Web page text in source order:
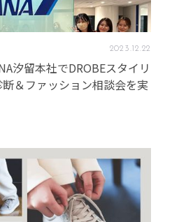
2023 .12 .22
汐留本社でDROBEスタイリ
＆ファッション相談会を実